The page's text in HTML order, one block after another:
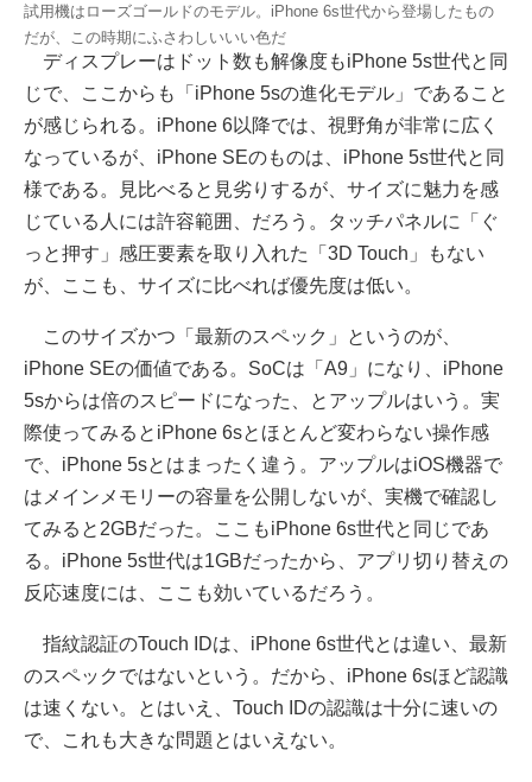
試用機はローズゴールドのモデル。iPhone 6s世代から登場したもの
だが、この時期にふさわしいいい色だ
ディスプレーはドット数も解像度もiPhone 5s世代と同
じで、ここからも「iPhone 5sの進化モデル」であること
が感じられる。iPhone 6以降では、視野角が非常に広く
なっているが、iPhone SEのものは、iPhone 5s世代と同
様である。見比べると見劣りするが、サイズに魅力を感
じている人には許容範囲、だろう。タッチパネルに「ぐ
っと押す」感圧要素を取り入れた「3D Touch」もない
が、ここも、サイズに比べれば優先度は低い。
このサイズかつ「最新のスペック」というのが、
iPhone SEの価値である。SoCは「A9」になり、iPhone
5sからは倍のスピードになった、とアップルはいう。実
際使ってみるとiPhone 6sとほとんど変わらない操作感
で、iPhone 5sとはまったく違う。アップルはiOS機器で
はメインメモリーの容量を公開しないが、実機で確認し
てみると2GBだった。ここもiPhone 6s世代と同じであ
る。iPhone 5s世代は1GBだったから、アプリ切り替えの
反応速度には、ここも効いているだろう。
指紋認証のTouch IDは、iPhone 6s世代とは違い、最新
のスペックではないという。だから、iPhone 6sほど認識
は速くない。とはいえ、Touch IDの認識は十分に速いの
で、これも大きな問題とはいえない。